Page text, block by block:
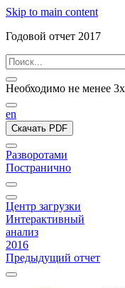
Skip to main content
Годовой отчет 2017
Необходимо не менее
en
Скачать PDF
Разворотами
Постранично
Центр загрузки
Интерактивный
анализ
2016
Предыдущий отчет